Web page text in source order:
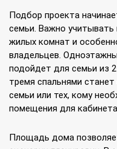
Подбор проекта
семьи. Важно
жилых комнат и
владельцев.
подойдет для семьи из
тремя спальнями
семьи или тех, кому
помещения для
Площадь дома